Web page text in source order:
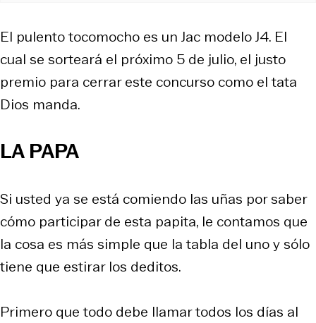
El pulento tocomocho es un Jac modelo J4. El
cual se sorteará el próximo 5 de julio, el justo
premio para cerrar este concurso como el tata
Dios manda.
LA PAPA
Si usted ya se está comiendo las uñas por saber
cómo participar de esta papita, le contamos que
la cosa es más simple que la tabla del uno y sólo
tiene que estirar los deditos.
Primero que todo debe llamar todos los días al